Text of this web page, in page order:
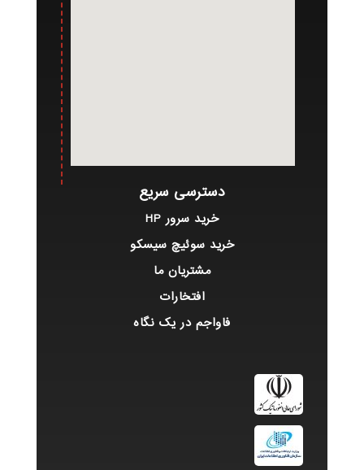
دسترسی سریع
خرید سرور HP
خرید سوئیچ سیسکو
مشتریان ما
افتخارات
فاواجم در یک نگاه